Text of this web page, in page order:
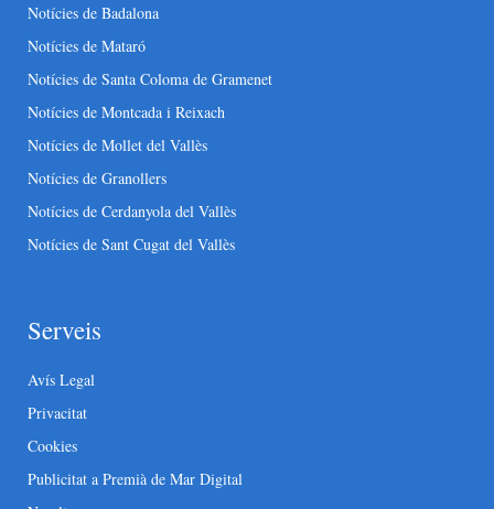
Notícies de Badalona
Notícies de Mataró
Notícies de Santa Coloma de Gramenet
Notícies de Montcada i Reixach
Notícies de Mollet del Vallès
Notícies de Granollers
Notícies de Cerdanyola del Vallès
Notícies de Sant Cugat del Vallès
Serveis
Avís Legal
Privacitat
Cookies
Publicitat a Premià de Mar Digital